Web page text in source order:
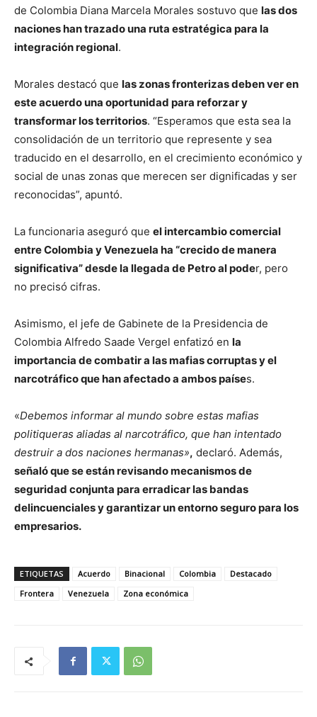
de Colombia Diana Marcela Morales sostuvo que las dos
naciones han trazado una ruta estratégica para la
integración regional.
Morales destacó que las zonas fronterizas deben ver en
este acuerdo una oportunidad para reforzar y
transformar los territorios. “Esperamos que esta sea la
consolidación de un territorio que represente y sea
traducido en el desarrollo, en el crecimiento económico y
social de unas zonas que merecen ser dignificadas y ser
reconocidas”, apuntó.
La funcionaria aseguró que el intercambio comercial
entre Colombia y Venezuela ha “crecido de manera
significativa” desde la llegada de Petro al poder, pero
no precisó cifras.
Asimismo, el jefe de Gabinete de la Presidencia de
Colombia Alfredo Saade Vergel enfatizó en la
importancia de combatir a las mafias corruptas y el
narcotráfico que han afectado a ambos países.
«Debemos informar al mundo sobre estas mafias
politiqueras aliadas al narcotráfico, que han intentado
destruir a dos naciones hermanas», declaró. Además,
señaló que se están revisando mecanismos de
seguridad conjunta para erradicar las bandas
delincuenciales y garantizar un entorno seguro para los
empresarios.
ETIQUETAS Acuerdo Binacional Colombia
Destacado
Frontera
Venezuela Zona económica